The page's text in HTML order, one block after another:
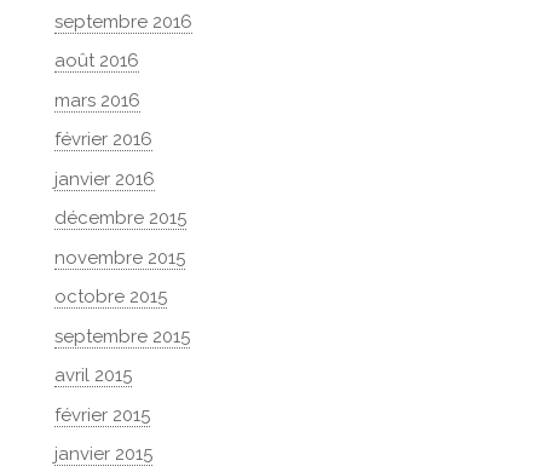
septembre 2016
août 2016
mars 2016
février 2016
janvier 2016
décembre 2015
novembre 2015
octobre 2015
septembre 2015
avril 2015
février 2015
janvier 2015